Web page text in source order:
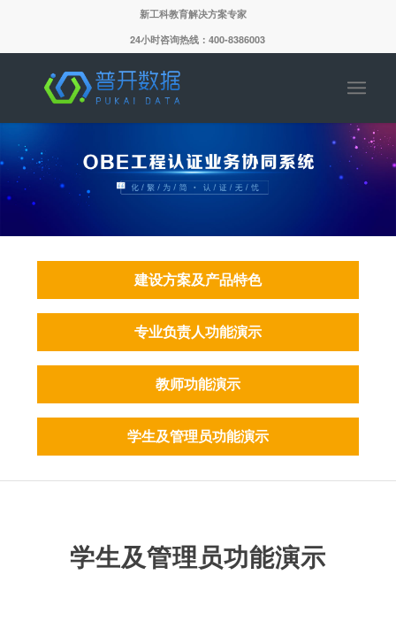
新工科教育解决方案专家
24小时咨询热线：400-8386003
建设方案及产品特色
专业负责人功能演示
教师功能演示
学生及管理员功能演示
学生及管理员功能演示